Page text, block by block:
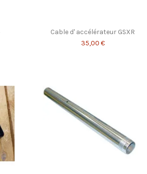
Cable d' accélérateur GSXR
35,00 €